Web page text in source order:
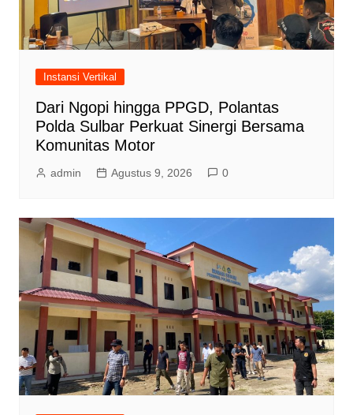
Instansi Vertikal
Dari Ngopi hingga PPGD, Polantas
Polda Sulbar Perkuat Sinergi Bersama
Komunitas Motor
admin Agustus 9, 2026 0